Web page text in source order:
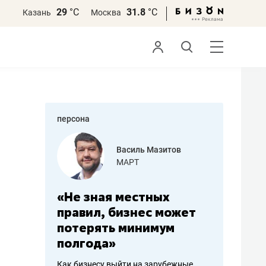
Казань 29 °С Москва 31.8 °С
персона
Василь Мазитов
МАРТ
«Не зная местных
правил, бизнес может
потерять минимум
полгода»